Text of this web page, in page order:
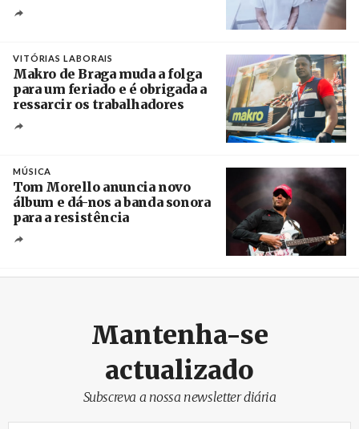
VITÓRIAS LABORAIS
Makro de Braga muda a folga
para um feriado e é obrigada a
ressarcir os trabalhadores
MÚSICA
Tom Morello anuncia novo
álbum e dá-nos a banda sonora
para a resistência
Mantenha-se
actualizado
Subscreva a nossa newsletter diária